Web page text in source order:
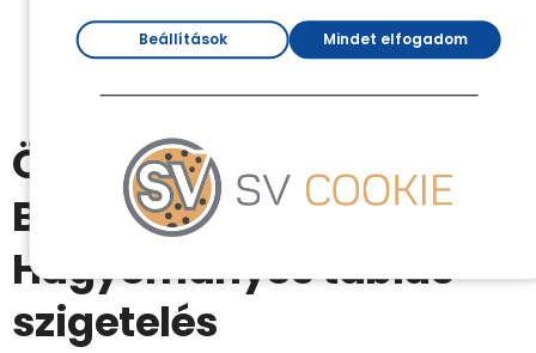
vagy gipsszel lezárjuk, majd a fal felületét simára
gletteljük, így a munka nyomai szinte teljesen
eltűnnek.
Összehasonlítás:
Befúvásos módszer vs.
Hagyományos táblás
szigetelés
Beállítások Mindet elfogadom